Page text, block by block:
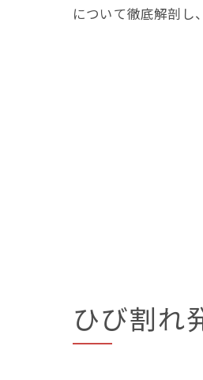
について徹底解剖し
ひび割れ